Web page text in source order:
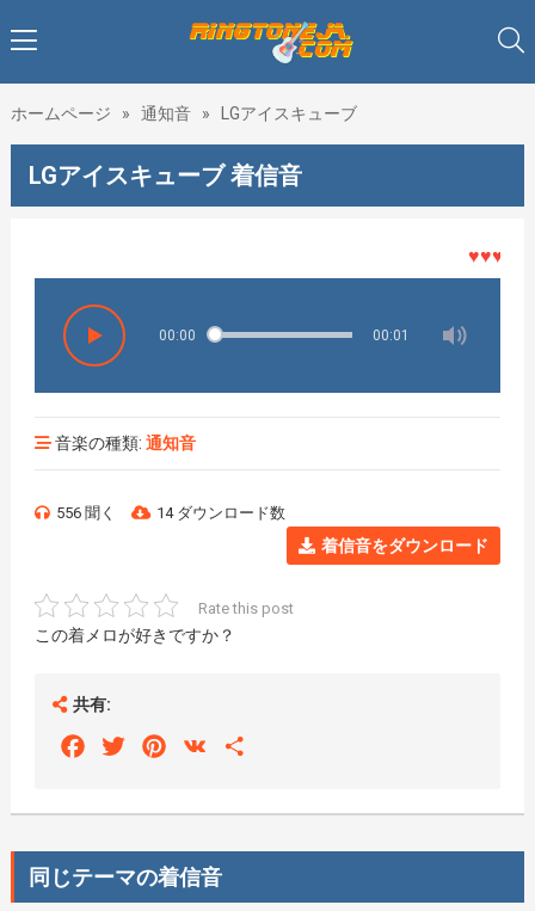
ホームページ » 通知音 » LGアイスキューブ
LGアイスキューブ 着信音
♥♥♥着メ
00:00 00:01
音楽の種類: 通知音
556 聞く 14 ダウンロード数
着信音をダウンロード
Rate this post
この着メロが好きですか？
共有:
FacebookTwitterPinterest
VK
同じテーマの着信音